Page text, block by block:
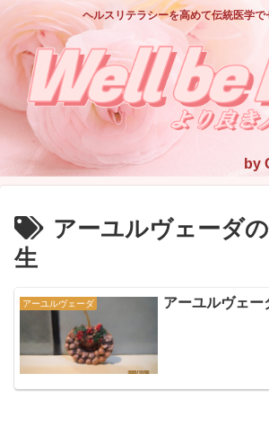
ヘルスリテラシーを高めて伝統医学で
アーユルヴェーダ
生
アーユルヴェーダ アーユルヴェー